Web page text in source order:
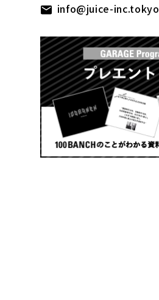
info@juice-inc.tokyo